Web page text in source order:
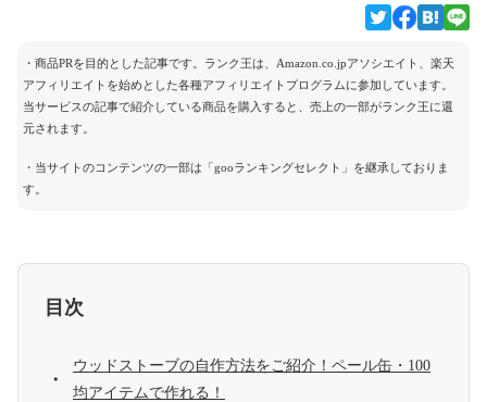
・商品PRを目的とした記事です。ランク王は、Amazon.co.jpアソシエイト、楽天
アフィリエイトを始めとした各種アフィリエイトプログラムに参加しています。
当サービスの記事で紹介している商品を購入すると、売上の一部がランク王に還
元されます。
・当サイトのコンテンツの一部は「gooランキングセレクト」を継承しておりま
す。
目次
ウッドストーブの自作方法をご紹介！ペール缶・100
均アイテムで作れる！